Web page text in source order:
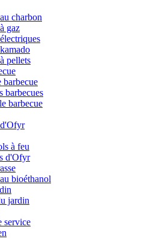
charbon
gaz
pellets
barbecue
barbecues
barbecue
à feu
d'Ofyr
bioéthanol
jardin
service